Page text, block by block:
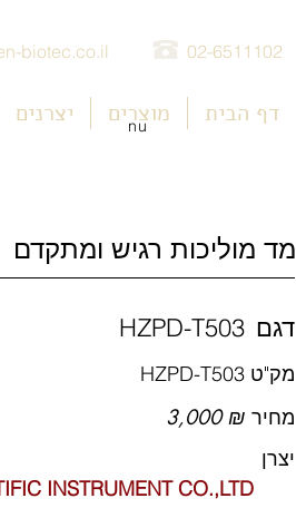
biotec.co.il 02-6511102
דף הבית מוצרים יצרנים nu
מד מוליכות רגיש ומתקדם
HZPD-T503 דגם
מק"ט HZPD-T503
3,000 ₪ מחיר
INSTRUMENT CO.,LTD
יצרן